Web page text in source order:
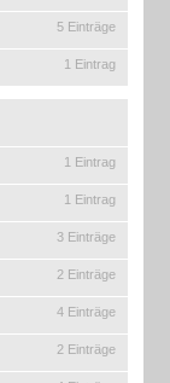
5 Einträge
1 Eintrag
1 Eintrag
1 Eintrag
3 Einträge
2 Einträge
4 Einträge
2 Einträge